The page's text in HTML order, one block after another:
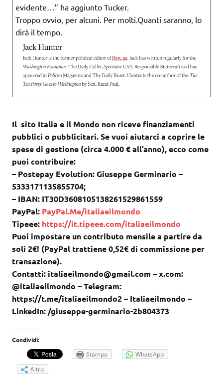
evidente…” ha aggiunto Tucker.
Troppo ovvio, per alcuni. Per molti.Quanti saranno, lo
dirà il tempo.
Il sito Italia e il Mondo non riceve finanziamenti
pubblici o pubblicitari. Se vuoi aiutarci a coprire le
spese di gestione (circa 4.000 € all’anno), ecco come
puoi contribuire:
– Postepay Evolution: Giuseppe Germinario –
5333171135855704;
– IBAN: IT30D3608105138261529861559
PayPal: PayPal.Me/italiaeilmondo
Tipeee: https://it.tipeee.com/italiaeilmondo
Puoi impostare un contributo mensile a partire da
soli 2€! (PayPal trattiene 0,52€ di commissione per
transazione).
Contatti: italiaeilmondo@gmail.com – x.com:
@italiaeilmondo – Telegram:
https://t.me/italiaeilmondo2 – Italiaeilmondo –
LinkedIn: /giuseppe-germinario-2b804373
Condividi:
Stampa
WhatsApp
Altro